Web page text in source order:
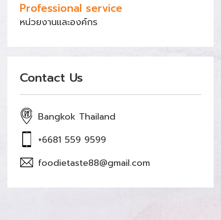
Professional service
หน่วยงานและองค์กร
Contact Us
Bangkok Thailand
+6681 559 9599
foodietaste88@gmail.com